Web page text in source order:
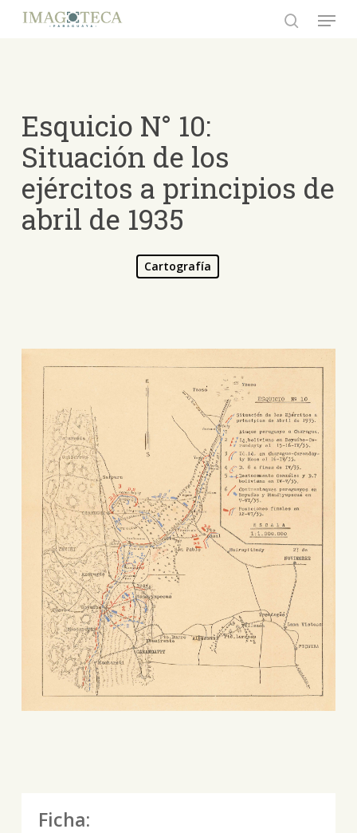
Menu
Esquicio N° 10:
Situación de los
ejércitos a principios de
abril de 1935
Cartografía
Ficha: